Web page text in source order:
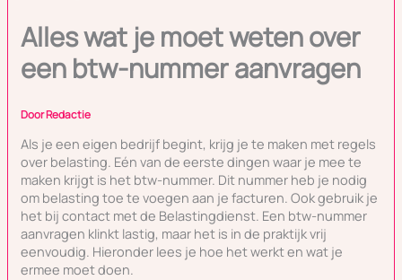
Alles wat je moet weten over
een btw-nummer aanvragen
DoorRedactie
Als je een eigen bedrijf begint, krijg je te maken met regels
over belasting. Eén van de eerste dingen waar je mee te
maken krijgt is het btw-nummer. Dit nummer heb je nodig
om belasting toe te voegen aan je facturen. Ook gebruik je
het bij contact met de Belastingdienst. Een btw-nummer
aanvragen klinkt lastig, maar het is in de praktijk vrij
eenvoudig. Hieronder lees je hoe het werkt en wat je
ermee moet doen.